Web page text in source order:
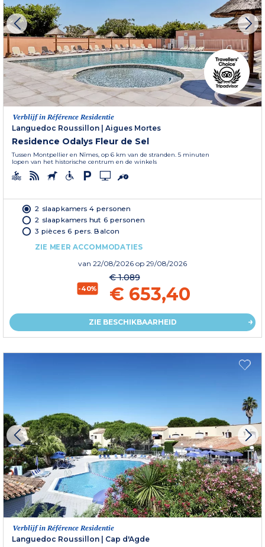
Verblijf in Référence Residentie
Languedoc Roussillon | Aigues Mortes
Residence Odalys Fleur de Sel
Tussen Montpellier en Nîmes, op 6 km van de stranden. 5 minuten
lopen van het historische centrum en de winkels
2 slaapkamers 4 personen
2 slaapkamers hut 6 personen
3 pièces 6 pers. Balcon
ZIE MEER ACCOMMODATIES
van 22/08/2026 op 29/08/2026
-40%
€ 1.089
€ 653,40
ZIE BESCHIKBAARHEID
Verblijf in Référence Residentie
Languedoc Roussillon | Cap d'Agde